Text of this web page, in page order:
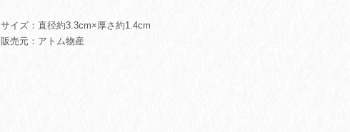
サイズ：直径約3.3cm×厚さ約1.4cm
販売元：アトム物産